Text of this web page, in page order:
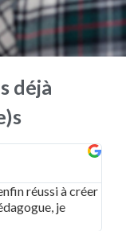
déjà
réussi à créer
je